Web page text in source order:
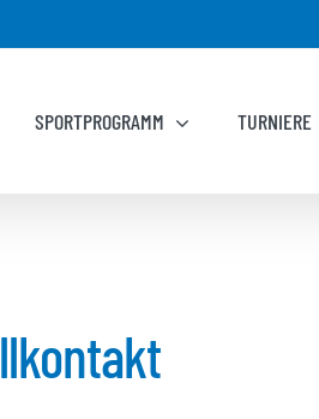
SPORTPROGRAMM TURNIERE